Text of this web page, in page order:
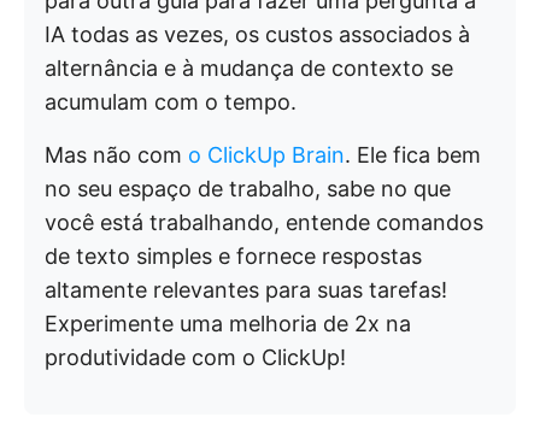
IA todas as vezes, os custos associados à
alternância e à mudança de contexto se
acumulam com o tempo.
Mas não com o ClickUp Brain. Ele fica bem
no seu espaço de trabalho, sabe no que
você está trabalhando, entende comandos
de texto simples e fornece respostas
altamente relevantes para suas tarefas!
Experimente uma melhoria de 2x na
produtividade com o ClickUp!